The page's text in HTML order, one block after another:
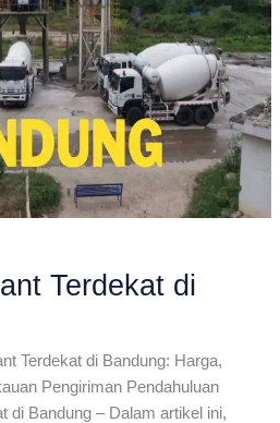
Terdekat di
Terdekat di Bandung: Harga,
Pengiriman Pendahuluan
di Bandung – Dalam artikel ini,